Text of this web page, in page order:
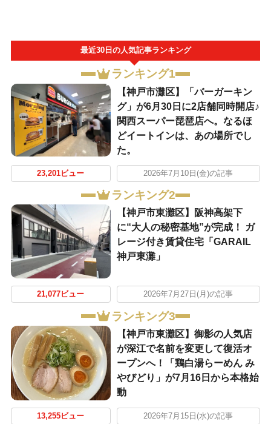
最近30日の人気記事ランキング
ランキング1
【神戸市灘区】「バーガーキン
グ」が6月30日に2店舗同時開店♪
関西スーパー琵琶店へ。なるほ
どイートインは、あの場所でし
た。
23,201ビュー 2026年7月10日(金)の記事
ランキング2
【神戸市東灘区】阪神高架下
に“大人の秘密基地”が完成！ ガ
レージ付き賃貸住宅「GARAIL
神戸東灘」
21,077ビュー 2026年7月27日(月)の記事
ランキング3
【神戸市東灘区】御影の人気店
が深江で名前を変更して復活オ
ープンへ！「鶏白湯らーめん み
やびどり」が7月16日から本格始
動
13,255ビュー 2026年7月15日(水)の記事